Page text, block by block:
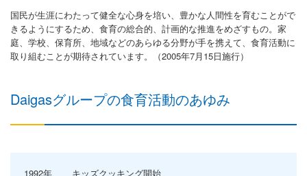
国民が生涯にわたって健全な心身を培い、豊かな人間性を育むことがで
きるようにするため、食育の総合的、計画的な推進をめざすもの。家
庭、学校、保育所、地域などのあらゆる分野が手を携えて、食育活動に
取り組むことが期待されています。（2005年7月15日施行）
Daigasグループの食育活動のあゆみ
1992年 キッズクッキング開始